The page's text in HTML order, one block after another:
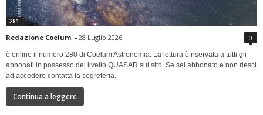
281
Redazione Coelum - 28 Luglio 2026 0
è online il numero 280 di Coelum Astronomia. La lettura è riservata a tutti gli
abbonati in possesso del livello QUASAR sul sito. Se sei abbonato e non riesci
ad accedere contatta la segreteria.
Continua a leggere